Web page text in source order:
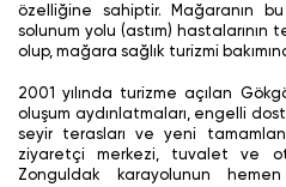
özelliğine sahiptir. Mağaranın
solunum yolu (astım)
olup, mağara sağlık turizmi
2001 yılında turizme açılan
oluşum aydınlatmaları, engelli
seyir terasları ve yeni
ziyaretçi merkezi, tuvalet ve
Zonguldak karayolunun